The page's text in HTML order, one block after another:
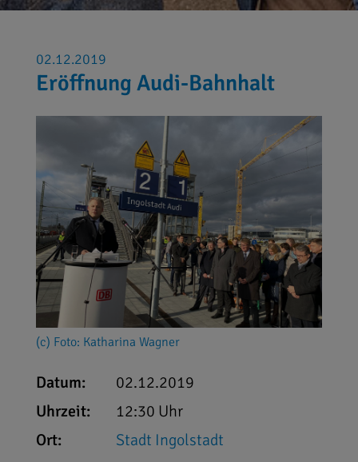
02.12.2019
Eröffnung Audi-Bahnhalt
(c) Foto: Katharina Wagner
Datum:
02.12.2019
Uhrzeit:
12:30 Uhr
Ort:
Stadt Ingolstadt